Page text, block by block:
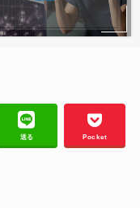
送る Pocket